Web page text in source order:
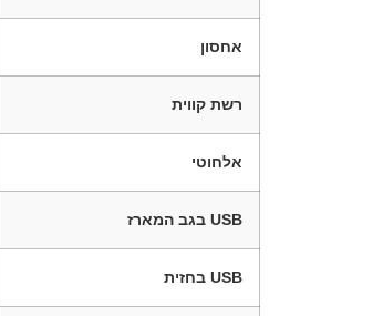
אחסון
רשת קווית
אלחוטי
USB בגב המארז
USB בחזית